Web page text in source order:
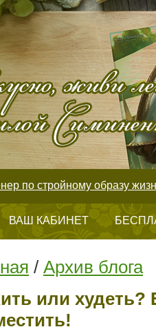
по стройному образу
ВАШ КАБИНЕТ
/ Архив блога
или